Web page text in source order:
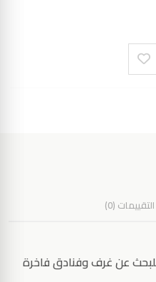
التقييمات (0)
عن غرف وفنادق فاخرة